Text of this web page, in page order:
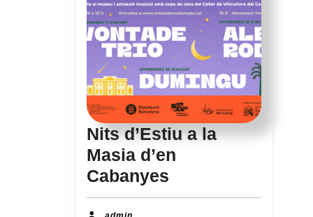
Nits d’Estiu a la
Masia d’en
Cabanyes
d’Estiu